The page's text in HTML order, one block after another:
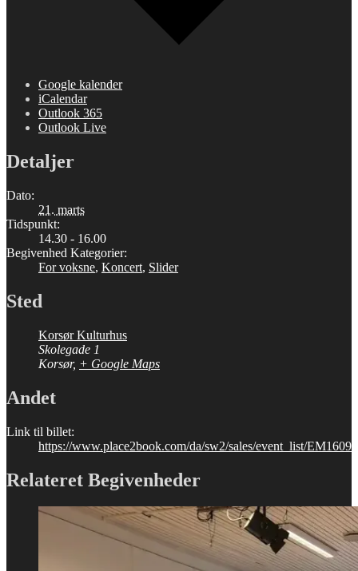
Google kalender
iCalendar
Outlook 365
Outlook Live
Detaljer
Dato:
21. marts
Tidspunkt:
14.30 - 16.00
Begivenhed Kategorier:
For voksne, Koncert, Slider
Sted
Korsør Kulturhus
Skolegade 1
Korsør, + Google Maps
Andet
Link til billet:
https://www.place2book.com/da/sw2/sales/event_list/EM1609
Relateret Begivenheder